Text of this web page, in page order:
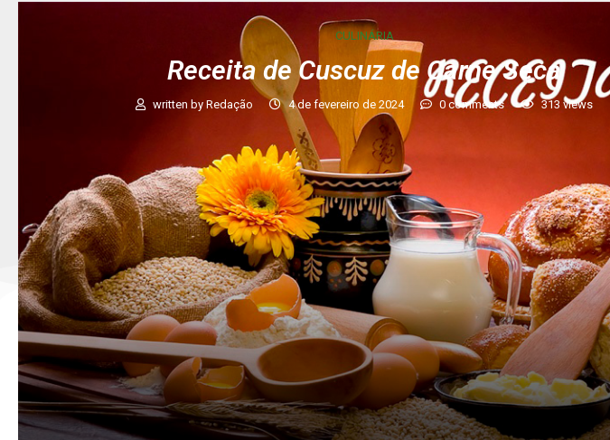
CULINÁRIA
Receita de Cuscuz de Carne Seca
written byRedação 4 de fevereiro de 2024 0 comments 313 views